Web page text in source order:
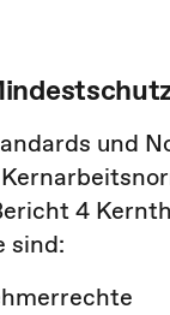
und
4
sind: